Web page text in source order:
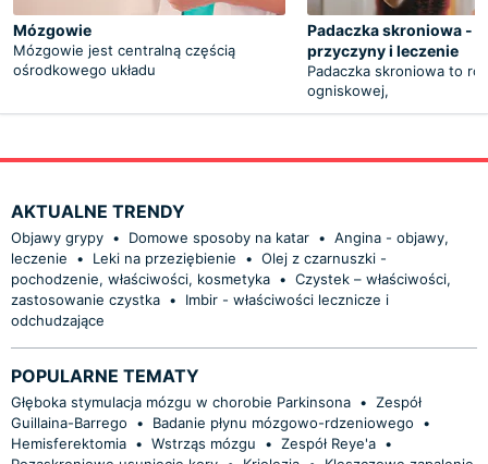
Mózgowie
Mózgowie jest centralną częścią
ośrodkowego układu
Padaczka skroniowa -
przyczyny i leczenie
Padaczka skroniowa to
ogniskowej,
AKTUALNE TRENDY
Objawy grypy • Domowe sposoby na katar • Angina - objawy,
leczenie
• Leki na przeziębienie • Olej z czarnuszki -
pochodzenie, właściwości, kosmetyka • Czystek – właściwości,
zastosowanie czystka •
Imbir - właściwości lecznicze i
odchudzające
POPULARNE TEMATY
Głęboka stymulacja mózgu w chorobie Parkinsona • Zespół
Guillaina-Barrego
• Badanie płynu mózgowo-rdzeniowego
•
Hemisferektomia • Wstrząs mózgu • Zespół Reye'a •